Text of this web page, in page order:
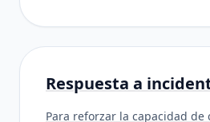
Respuesta a
Para reforzar la capacidad de